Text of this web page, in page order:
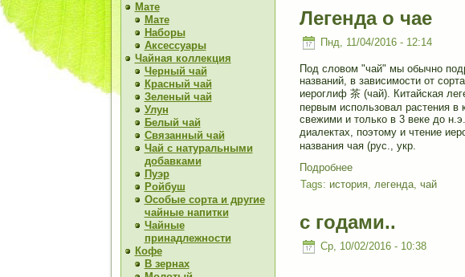
Мате
Мате
Наборы
Аксессуары
Чайная коллекция
Черный чай
Красный чай
Зеленый чай
Улун
Белый чай
Связанный чай
Чай с натуральными
добавками
Пуэр
Ройбуш
Особые сорта и другие
чайные напитки
Чайные
принадлежности
Кофе
В зернах
Легенда о чае
Пнд, 11/04/2016 - 12:14
Под словом "чай" мы обычно
названий, в зависимости от
иероглиф 茶 (чай). Китайская
первым использовал растения в
свежими и только в 3 веке до
диалектах, поэтому и чтение
названия чая (рус., укр.
Подробнее
Tags: история, легенда, чай
с годами..
Ср, 10/02/2016 - 10:38